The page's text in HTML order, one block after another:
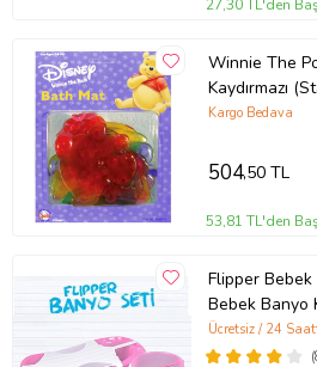
27,30 TL'den
Winnie The
Kaydırmazı
Kargo Bedava
504,50 TL
53,81 TL'den
Flipper
Bebek Banyo
Sünger ve File
Ücretsiz / 24